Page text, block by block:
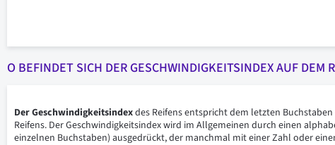
O BEFINDET SICH DER GESCHWINDIGKEITSINDEX AUF DEM
Der Geschwindigkeitsindexdes Reifens entspricht dem letzten
Reifens. Der Geschwindigkeitsindex wird im Allgemeinen durch einen
einzelnen Buchstaben) ausgedrückt, der manchmal mit einer Zahl oder